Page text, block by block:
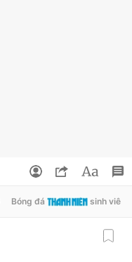
Bóng đá sinh viên